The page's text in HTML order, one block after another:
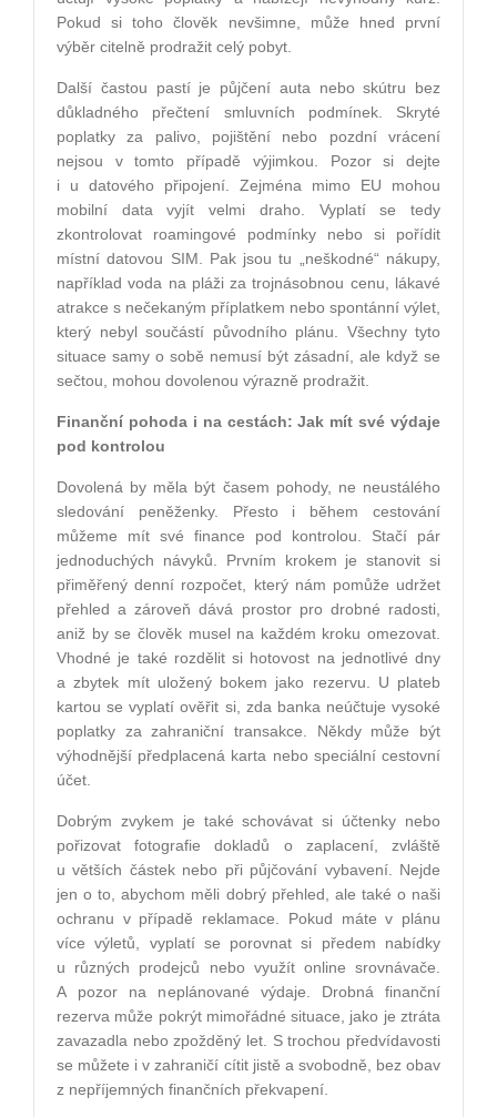
Pokud si toho člověk nevšimne, může hned první
výběr citelně prodražit celý pobyt.
Další častou pastí je půjčení auta nebo skútru bez
důkladného přečtení smluvních podmínek. Skryté
poplatky za palivo, pojištění nebo pozdní vrácení
nejsou v tomto případě výjimkou. Pozor si dejte
i u datového připojení. Zejména mimo EU mohou
mobilní data vyjít velmi draho. Vyplatí se tedy
zkontrolovat roamingové podmínky nebo si pořídit
místní datovou SIM. Pak jsou tu „neškodné“ nákupy,
například voda na pláži za trojnásobnou cenu, lákavé
atrakce s nečekaným příplatkem nebo spontánní výlet,
který nebyl součástí původního plánu. Všechny tyto
situace samy o sobě nemusí být zásadní, ale když se
sečtou, mohou dovolenou výrazně prodražit.
Finanční pohoda i na cestách: Jak mít své výdaje
pod kontrolou
Dovolená by měla být časem pohody, ne neustálého
sledování peněženky. Přesto i během cestování
můžeme mít své finance pod kontrolou. Stačí pár
jednoduchých návyků. Prvním krokem je stanovit si
přiměřený denní rozpočet, který nám pomůže udržet
přehled a zároveň dává prostor pro drobné radosti,
aniž by se člověk musel na každém kroku omezovat.
Vhodné je také rozdělit si hotovost na jednotlivé dny
a zbytek mít uložený bokem jako rezervu. U plateb
kartou se vyplatí ověřit si, zda banka neúčtuje vysoké
poplatky za zahraniční transakce. Někdy může být
výhodnější předplacená karta nebo speciální cestovní
účet.
Dobrým zvykem je také schovávat si účtenky nebo
pořizovat fotografie dokladů o zaplacení, zvláště
u větších částek nebo při půjčování vybavení. Nejde
jen o to, abychom měli dobrý přehled, ale také o naši
ochranu v případě reklamace. Pokud máte v plánu
více výletů, vyplatí se porovnat si předem nabídky
u různých prodejců nebo využít online srovnávače.
A pozor na neplánované výdaje. Drobná finanční
rezerva může pokrýt mimořádné situace, jako je ztráta
zavazadla nebo zpožděný let. S trochou předvídavosti
se můžete i v zahraničí cítit jistě a svobodně, bez obav
z nepříjemných finančních překvapení.